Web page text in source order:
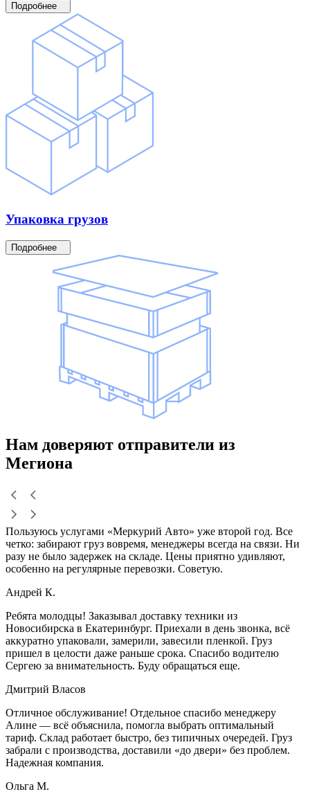
Подробнее
Упаковка грузов
Подробнее
Нам доверяют отправители из
Мегиона
Пользуюсь услугами «Меркурий Авто» уже второй год. Все
четко: забирают груз вовремя, менеджеры всегда на связи. Ни
разу не было задержек на складе. Цены приятно удивляют,
особенно на регулярные перевозки. Советую.
Андрей К.
Ребята молодцы! Заказывал доставку техники из
Новосибирска в Екатеринбург. Приехали в день звонка, всё
аккуратно упаковали, замерили, завесили пленкой. Груз
пришел в целости даже раньше срока. Спасибо водителю
Сергею за внимательность. Буду обращаться еще.
Дмитрий Власов
Отличное обслуживание! Отдельное спасибо менеджеру
Алине — всё объяснила, помогла выбрать оптимальный
тариф. Склад работает быстро, без типичных очередей. Груз
забрали с производства, доставили «до двери» без проблем.
Надежная компания.
Ольга М.